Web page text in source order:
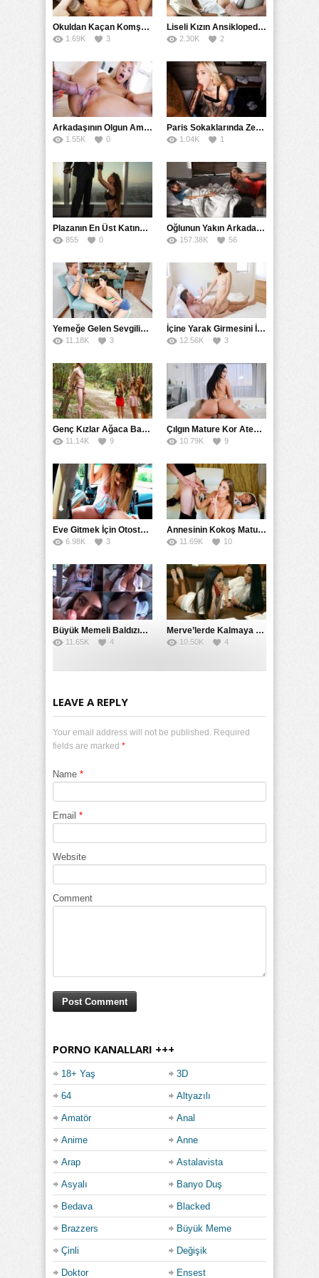
Okuldan Kaçan Komşu Kızını Bakire Sanıp Götten Sikti
1.69K 3
Liseli Kızın Ansiklopedisini Kitap Gibi Tane Tane Okudu
2.30K 2
Arkadaşının Olgun Amcasına Siktirip İçine Boşalmasını İstedi
1.55K 0
Paris Sokaklarında Zenci Yarağını Gırtlağına Kadar İndirdi
1.04K 1
Plazanın En Üst Katında Üst Seviye Köle Fantezisi Sikişi
855 0
Oğlunun Yakın Arkadaşına Yorgan Altından Sulanan Milf
157.38K 56
Yemeğe Gelen Sevgilisinin Arkadaşına Yarak Yedirdi
11.18K 3
İçine Yarak Girmesini İsteyince Kuzeninin Penisini Kullandı
12.56K 3
Genç Kızlar Ağaca Bağlayarak Tecavüz Etmek İstediler
11.14K 9
Çılgın Mature Kor Ateşiyle Misafirini Yakıp Eritti
10.79K 9
Eve Gitmek İçin Otostop Çeken Üniversiteli Bedelini Ödedi
6.98K 3
Annesinin Kokoş Mature Arkadaşı Tarafından Saksoya Uğradı
11.69K 10
Büyük Memeli Baldızının Takipçilerinin Çoğalması İçin Yardım Etti
11.65K 4
Merve’lerde Kalmaya Gelen Liseli Kız Fanteziyi Dibine Verdirdi
10.50K 4
LEAVE A REPLY
Your email address will not be published. Required
fields are marked *
Name *
Email *
Website
Comment
PORNO KANALLARI +++
18+ Yaş 3D
64 Altyazılı
Amatör Anal
Anime Anne
Arap Astalavista
Asyalı Banyo Duş
Bedava Blacked
Brazzers Büyük Meme
Çinli Değişik
Doktor Ensest